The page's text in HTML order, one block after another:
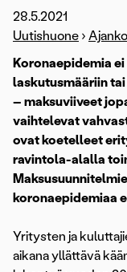
28.5.2021
Uutishuone ›
Koronaepidemia
laskutusmääriin
– maksuviiveet
vaihtelevat
ovat koetelleet
ravintola-alalla
koronaepidemiaa
Yritysten ja
aikana yllättävä